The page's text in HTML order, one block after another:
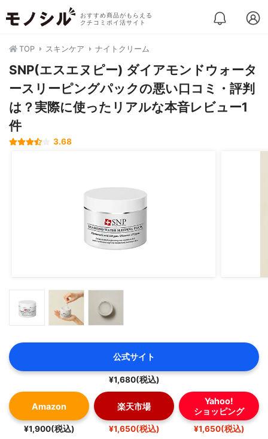
おすすめ商品がもらえる
クチコミポイ活サイト
TOP スキンケア ナイトクリーム
SNP(エスエヌピー) ダイアモンドウォータ
ースリーピングパックの悪い口コミ・評判
は？実際に使ったリアルな本音レビュー1
件
3.68
公式サイト
¥1,680(税込)
Amazon
¥1,900(税込)
楽天市場
¥1,650(税込)
Yahoo!
ショッピング
¥1,650(税込)